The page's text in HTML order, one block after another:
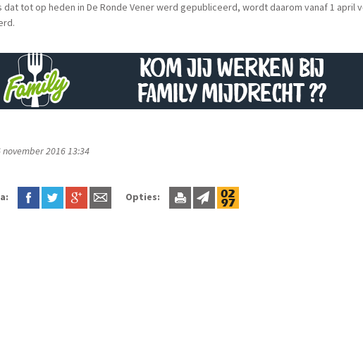
tot op heden in De Ronde Vener werd gepubliceerd, wordt daarom vanaf 1 april
2016 13:34
Opties: